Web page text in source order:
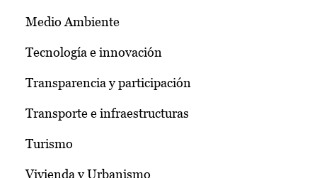
Medio Ambiente
Tecnología e innovación
Transparencia y participación
Transporte e infraestructuras
Turismo
Vivienda y Urbanismo